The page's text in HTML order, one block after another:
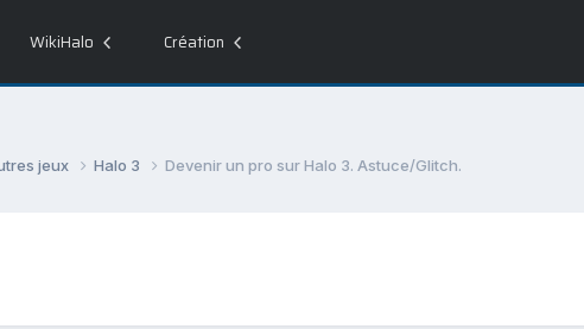
WikiHalo Création
jeux Halo 3 Devenir un pro sur Halo 3. Astuce/Glitch.